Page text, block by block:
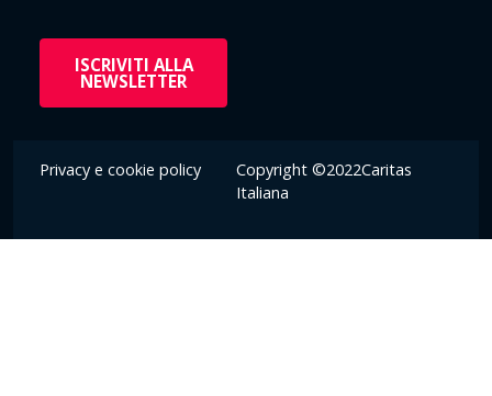
ISCRIVITI ALLA
NEWSLETTER
Privacy e cookie policy
Copyright ©2022Caritas
Italiana